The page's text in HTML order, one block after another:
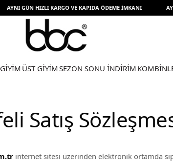
GÜN HIZLI KARGO VE KAPIDA ÖDEME İMKANI AYNI
ÜST GİYİMSEZON SONU İNDİRİM
Satış
internet sitesi üzerinden elektronik ortamda